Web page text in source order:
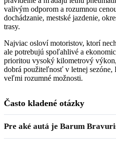
valivým odporom a rozumnou
dochádzanie, mestské jazdenie,
trasy.
Najviac osloví motoristov, ktorí
ale potrebujú spoľahlivé a
prioritou vysoký kilometrový
dobrá použiteľnosť v letnej
veľmi rozumné možnosti.
Často kladené otázky
Pre aké autá je Barum